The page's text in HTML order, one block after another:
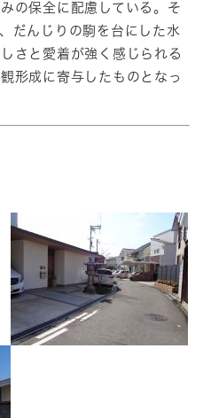
の保全に配慮している。そ
だんじりの駒を台にした水
さと愛着が強く感じられる
形成に寄与したものとなっ